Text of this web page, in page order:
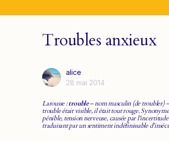
Troubles anxieux
alice
28 mai 2014
Larousse :trouble– nom masculin (de troubler)
trouble était visible, il était tout rouge.
pénible, tension nerveuse, causée par
traduisant par un sentiment indéfinissable